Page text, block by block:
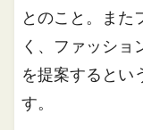
とのこと。また
く、ファッショ
を提案するとい
す。